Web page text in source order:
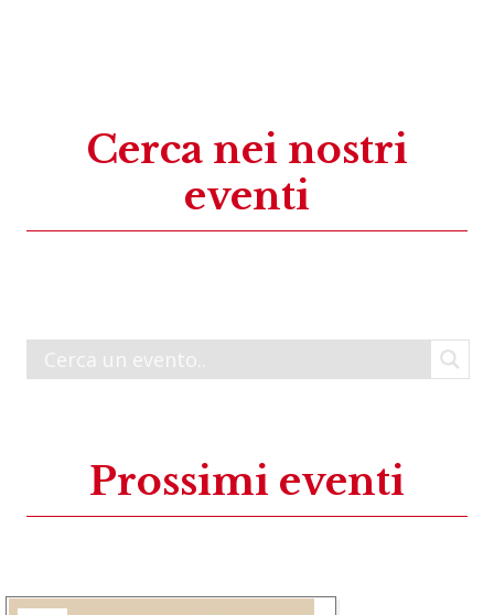
Cerca nei nostri
eventi
Prossimi eventi